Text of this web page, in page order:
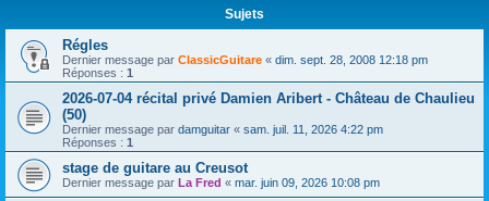
Sujets
Régles
Dernier message par ClassicGuitare « dim. sept. 28, 2008 12:18 pm
Réponses : 1
2026-07-04 récital privé Damien Aribert - Château de Chaulieu
(50)
Dernier message par damguitar « sam. juil. 11, 2026 4:22 pm
Réponses : 1
stage de guitare au Creusot
Dernier message par La Fred « mar. juin 09, 2026 10:08 pm